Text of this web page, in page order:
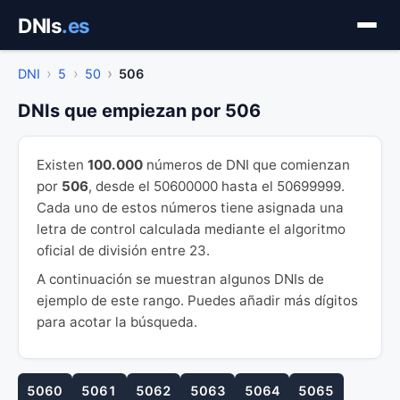
contenido
DNIs.es
DNI 5 50 506
DNIs que empiezan por 506
Existen 100.000 números de DNI que comienzan
por 506, desde el 50600000 hasta el 50699999.
Cada uno de estos números tiene asignada una
letra de control calculada mediante el algoritmo
oficial de división entre 23.
A continuación se muestran algunos DNIs de
ejemplo de este rango. Puedes añadir más dígitos
para acotar la búsqueda.
5060 5061 5062 5063 5064 5065